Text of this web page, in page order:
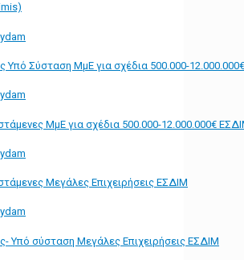
Υπό Σύσταση ΜμΕ για σχέδια 500.000-
ΜμΕ για σχέδια 500.000-12.000.000€
Μεγάλες Επιχειρήσεις ΕΣΔΙΜ
Υπό σύσταση Μεγάλες Επιχειρήσεις ΕΣΔΙΜ